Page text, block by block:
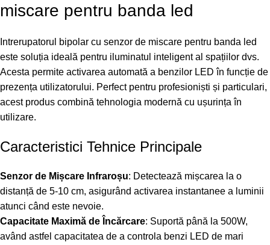
miscare pentru banda led
Intrerupatorul bipolar cu senzor de miscare pentru banda led
este soluția ideală pentru iluminatul inteligent al spațiilor dvs.
Acesta permite activarea automată a benzilor LED în funcție de
prezența utilizatorului. Perfect pentru profesioniști și particulari,
acest produs combină tehnologia modernă cu ușurința în
utilizare.
Caracteristici Tehnice Principale
Senzor de Mișcare Infraroșu: Detectează mișcarea la o
distanță de 5-10 cm, asigurând activarea instantanee a luminii
atunci când este nevoie.
Capacitate Maximă de Încărcare: Suportă până la 500W,
având astfel capacitatea de a controla benzi LED de mari